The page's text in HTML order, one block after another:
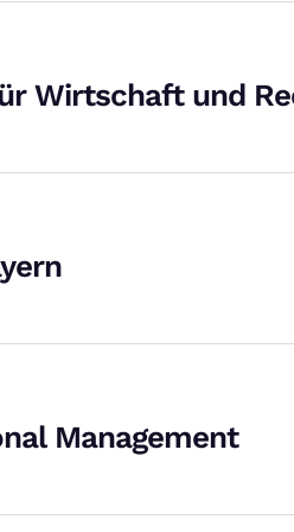
Wirtschaft und
Management